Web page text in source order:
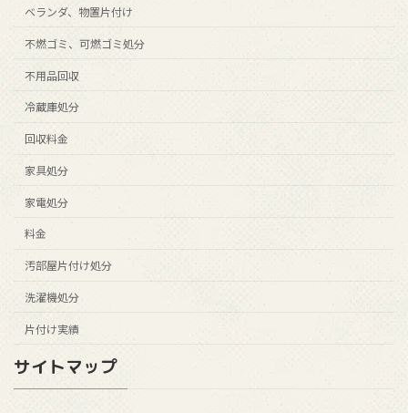
ベランダ、物置片付け
不燃ゴミ、可燃ゴミ処分
不用品回収
冷蔵庫処分
回収料金
家具処分
家電処分
料金
汚部屋片付け処分
洗濯機処分
片付け実績
サイトマップ